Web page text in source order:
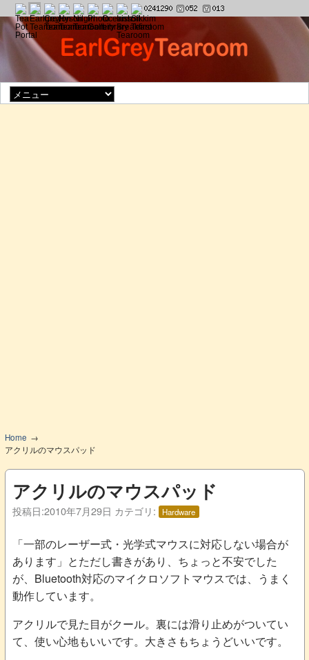
Home
アクリルのマウスパッド
アクリルのマウスパッド
投稿日:2010年7月29日 カテゴリ: Hardware
「一部のレーザー式・光学式マウスに対応しない場合が
あります」とただし書きがあり、ちょっと不安でした
が、Bluetooth対応のマイクロソフトマウスでは、うまく
動作しています。
アクリルで見た目がクール。裏には滑り止めがついてい
て、使い心地もいいです。大きさもちょうどいいです。